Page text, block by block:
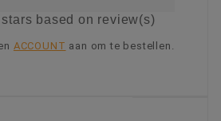
based on review(s)
ACCOUNT aan om te bestellen.